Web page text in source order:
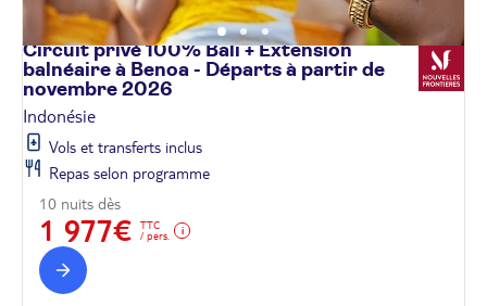
Circuit privé 100% Bali + Extension
balnéaire à Benoa - Départs à partir de
novembre 2026
Indonésie
Vols et transferts inclus
Repas selon programme
10 nuits dès
1 977€
TTC
/ pers.